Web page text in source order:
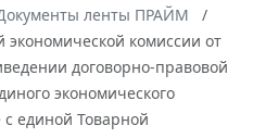
ленты ПРАЙМ
комиссии от
договорно-правовой
экономического
с единой Товарной